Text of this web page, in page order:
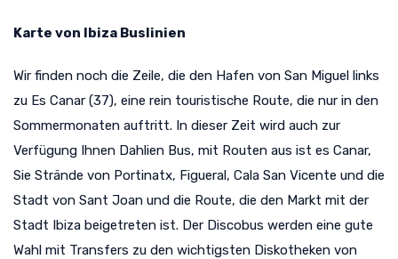
Karte von Ibiza Buslinien
Wir finden noch die Zeile, die den Hafen von San Miguel links
zu Es Canar (37), eine rein touristische Route, die nur in den
Sommermonaten auftritt. In dieser Zeit wird auch zur
Verfügung Ihnen Dahlien Bus, mit Routen aus ist es Canar,
Sie Strände von Portinatx, Figueral, Cala San Vicente und die
Stadt von Sant Joan und die Route, die den Markt mit der
Stadt Ibiza beigetreten ist. Der Discobus werden eine gute
Wahl mit Transfers zu den wichtigsten Diskotheken von